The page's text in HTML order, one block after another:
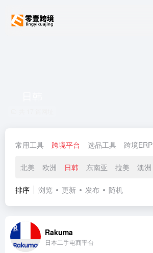
常用工具 跨境平台 选品工具 跨境ERP
北美 欧洲 日韩 东南亚 拉美 澳洲
排序 浏览 更新 发布 随机
Rakuma
日本二手电商平台